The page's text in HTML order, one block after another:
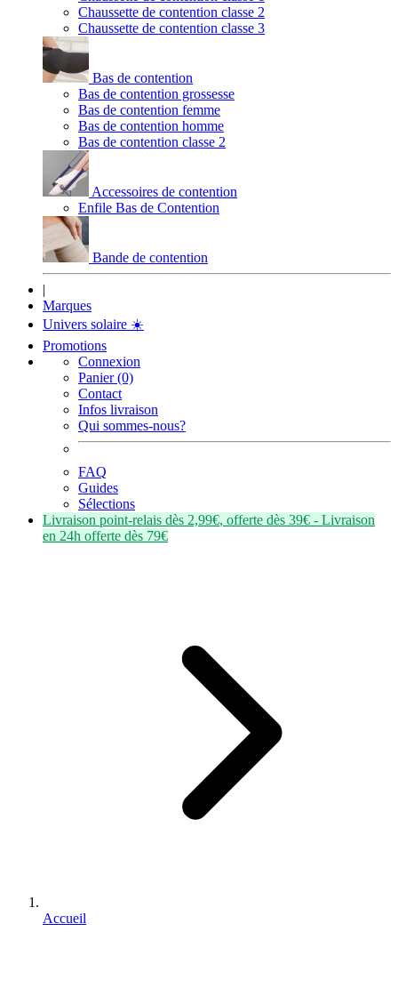
Chaussette de contention classe 2
Chaussette de contention classe 3
Bas de contention
Bas de contention grossesse
Bas de contention femme
Bas de contention homme
Bas de contention classe 2
Accessoires de contention
Enfile Bas de Contention
Bande de contention
|
Marques
Univers solaire ☀️
Promotions
Connexion
Panier (0)
Contact
Infos livraison
Qui sommes-nous?
FAQ
Guides
Sélections
Livraison point-relais dès 2,99€, offerte dès 39€ - Livraison
en 24h offerte dès 79€
Accueil